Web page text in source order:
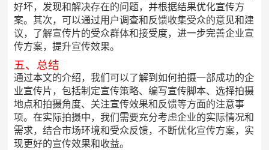
好坏，发现和解决存在的问题，并根据结果优化宣传方
案。其次，可以通过用户调查和反馈收集受众的意见和建
议，了解宣传片的受众群体和接受度，进一步完善企业宣
传方案，提升宣传效果。
五、总结
通过本文的介绍，我们可以了解到如何拍摄一部成功的企
业宣传片，包括制定宣传策略、编写宣传脚本、选择拍摄
地点和拍摄角度、关注宣传效果和反馈等方面的注意事
项。在实际拍摄中，我们需要充分考虑企业的实际情况和
需求，结合市场环境和受众反馈，不断优化宣传方案，实
现更好的宣传效果和收益。